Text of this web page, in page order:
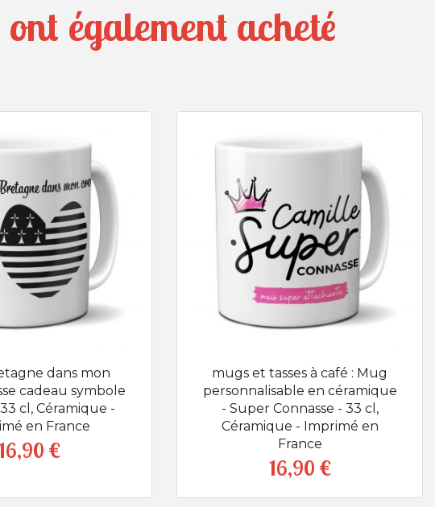
également acheté
dans mon
cadeau symbole
cl, Céramique -
en France
Prix
€
mugs et tasses à café : Mug
personnalisable en céramique
- Super Connasse - 33 cl,
Céramique - Imprimé en
France
Prix
16,90 €